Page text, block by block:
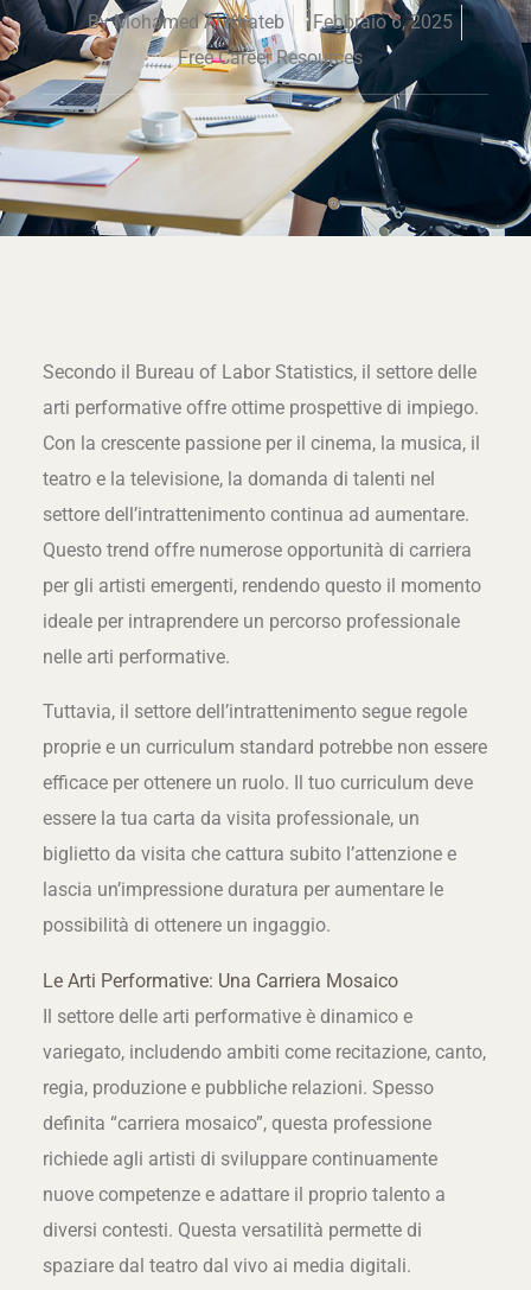
ByMohamed Al Khateb
Febbraio 6, 2025
Free Career Resources
Secondo il Bureau of Labor Statistics, il settore delle
arti performative offre ottime prospettive di impiego.
Con la crescente passione per il cinema, la musica, il
teatro e la televisione, la domanda di talenti nel
settore dell’intrattenimento continua ad aumentare.
Questo trend offre numerose opportunità di carriera
per gli artisti emergenti, rendendo questo il momento
ideale per intraprendere un percorso professionale
nelle arti performative.
Tuttavia, il settore dell’intrattenimento segue regole
proprie e un curriculum standard potrebbe non essere
efficace per ottenere un ruolo. Il tuo curriculum deve
essere la tua carta da visita professionale, un
biglietto da visita che cattura subito l’attenzione e
lascia un’impressione duratura per aumentare le
possibilità di ottenere un ingaggio.
Le Arti Performative: Una Carriera Mosaico
Il settore delle arti performative è dinamico e
variegato, includendo ambiti come recitazione, canto,
regia, produzione e pubbliche relazioni. Spesso
definita “carriera mosaico”, questa professione
richiede agli artisti di sviluppare continuamente
nuove competenze e adattare il proprio talento a
diversi contesti. Questa versatilità permette di
spaziare dal teatro dal vivo ai media digitali.